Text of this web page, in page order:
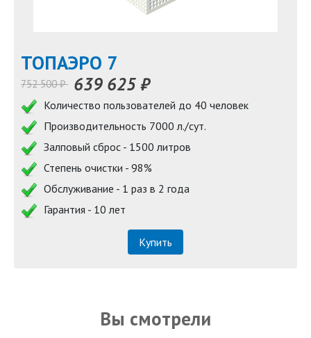
TOПАЭРО 7
752 500 ₽ 639 625 ₽
Количество пользователей до 40 человек
Производительность 7000 л./сут.
Залповый сброс - 1500 литров
Степень очистки - 98%
Обслуживание - 1 раз в 2 года
Гарантия - 10 лет
Купить
Вы смотрели